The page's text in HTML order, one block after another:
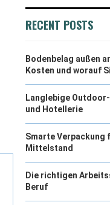
RECENT POSTS
Bodenbelag außen
Kosten und worauf
Langlebige
und Hotellerie
Smarte Verpackung
Mittelstand
Die richtigen
Beruf